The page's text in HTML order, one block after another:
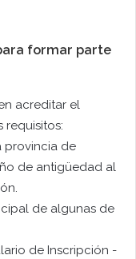
formar parte
acreditar el
requisitos:
provincia de
de antigüedad al
de algunas de
de Inscripción -